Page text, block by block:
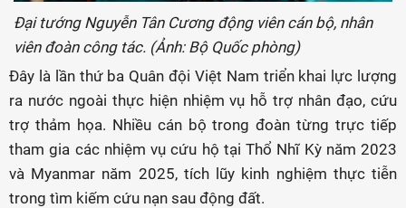
Đại tướng Nguyễn Tân Cương động viên cán bộ, nhân
viên đoàn công tác. (Ảnh: Bộ Quốc phòng)
Đây là lần thứ ba Quân đội Việt Nam triển khai lực lượng
ra nước ngoài thực hiện nhiệm vụ hỗ trợ nhân đạo, cứu
trợ thảm họa. Nhiều cán bộ trong đoàn từng trực tiếp
tham gia các nhiệm vụ cứu hộ tại Thổ Nhĩ Kỳ năm 2023
và Myanmar năm 2025, tích lũy kinh nghiệm thực tiễn
trong tìm kiếm cứu nạn sau động đất.